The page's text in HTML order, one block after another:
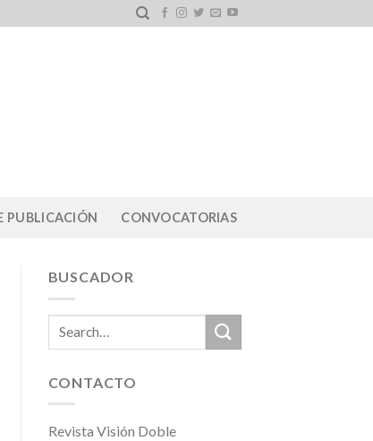
PUBLICACIÓN CONVOCATORIAS
BUSCADOR
CONTACTO
Revista Visión Doble